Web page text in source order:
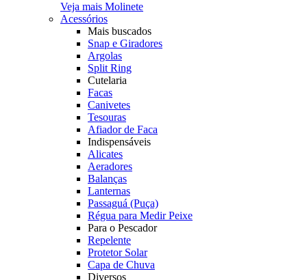
Veja mais Molinete
Acessórios
Mais buscados
Snap e Giradores
Argolas
Split Ring
Cutelaria
Facas
Canivetes
Tesouras
Afiador de Faca
Indispensáveis
Alicates
Aeradores
Balanças
Lanternas
Passaguá (Puça)
Régua para Medir Peixe
Para o Pescador
Repelente
Protetor Solar
Capa de Chuva
Diversos